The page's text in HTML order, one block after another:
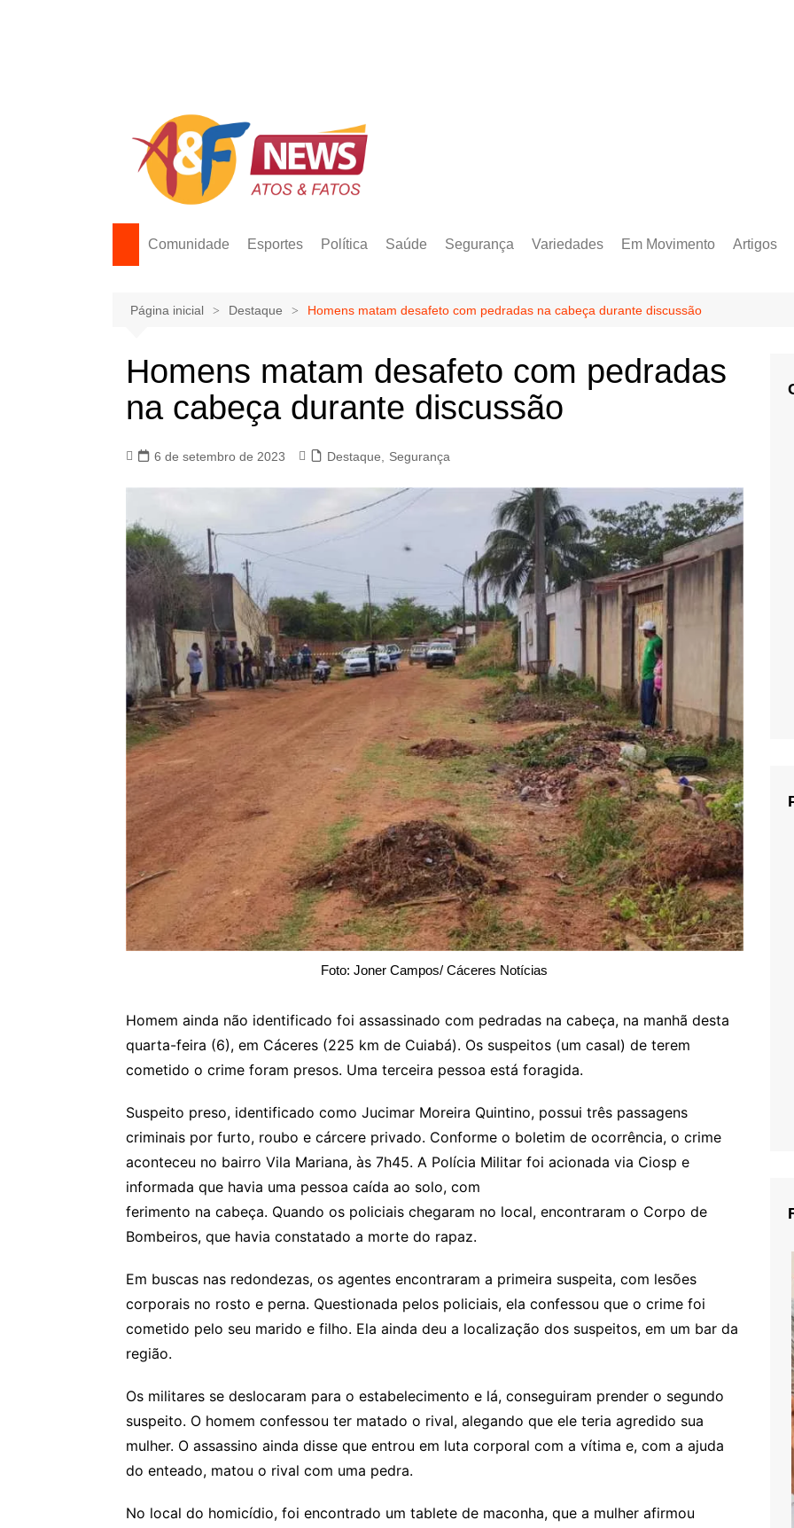
Comunidade Esportes Política Saúde Segurança Variedades Em Movimento Artigos
Página inicial Destaque Homens matam desafeto com pedradas na cabeça durante discussão
Homens matam desafeto com pedradas
na cabeça durante discussão
6 de setembro de 2023 Destaque Segurança
Foto: Joner Campos/ Cáceres Notícias
Homem ainda não identificado foi assassinado com pedradas na cabeça, na manhã desta
quarta-feira (6), em Cáceres (225 km de Cuiabá). Os suspeitos (um casal) de terem
cometido o crime foram presos. Uma terceira pessoa está foragida.
Suspeito preso, identificado como Jucimar Moreira Quintino, possui três passagens
criminais por furto, roubo e cárcere privado. Conforme o boletim de ocorrência, o crime
aconteceu no bairro Vila Mariana, às 7h45. A Polícia Militar foi acionada via Ciosp e
informada que havia uma pessoa caída ao solo, com
ferimento na cabeça. Quando os policiais chegaram no local, encontraram o Corpo de
Bombeiros, que havia constatado a morte do rapaz.
Em buscas nas redondezas, os agentes encontraram a primeira suspeita, com lesões
corporais no rosto e perna. Questionada pelos policiais, ela confessou que o crime foi
cometido pelo seu marido e filho. Ela ainda deu a localização dos suspeitos, em um bar da
região.
Os militares se deslocaram para o estabelecimento e lá, conseguiram prender o segundo
suspeito. O homem confessou ter matado o rival, alegando que ele teria agredido sua
mulher. O assassino ainda disse que entrou em luta corporal com a vítima e, com a ajuda
do enteado, matou o rival com uma pedra.
No local do homicídio, foi encontrado um tablete de maconha, que a mulher afirmou